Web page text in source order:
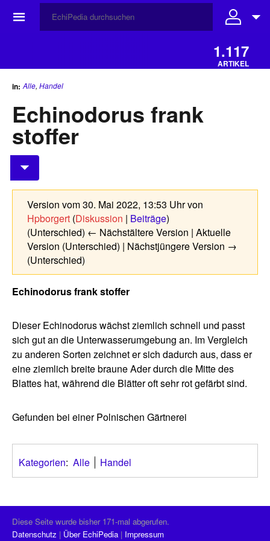
☰
1.117
ARTIKEL
in: Alle, Handel
Echinodorus frank
stoffer
Version vom 30. Mai 2022, 13:53 Uhr von
Hpborgert (Diskussion | Beiträge)
(Unterschied) ← Nächstältere Version | Aktuelle
Version (Unterschied) | Nächstjüngere Version →
(Unterschied)
Echinodorus frank stoffer
Dieser Echinodorus wächst ziemlich schnell und passt
sich gut an die Unterwasserumgebung an. Im Vergleich
zu anderen Sorten zeichnet er sich dadurch aus, dass er
eine ziemlich breite braune Ader durch die Mitte des
Blattes hat, während die Blätter oft sehr rot gefärbt sind.
Gefunden bei einer Polnischen Gärtnerei
Kategorien: Alle Handel
Diese Seite wurde bisher 171-mal abgerufen.
Datenschutz
Über EchiPedia Impressum